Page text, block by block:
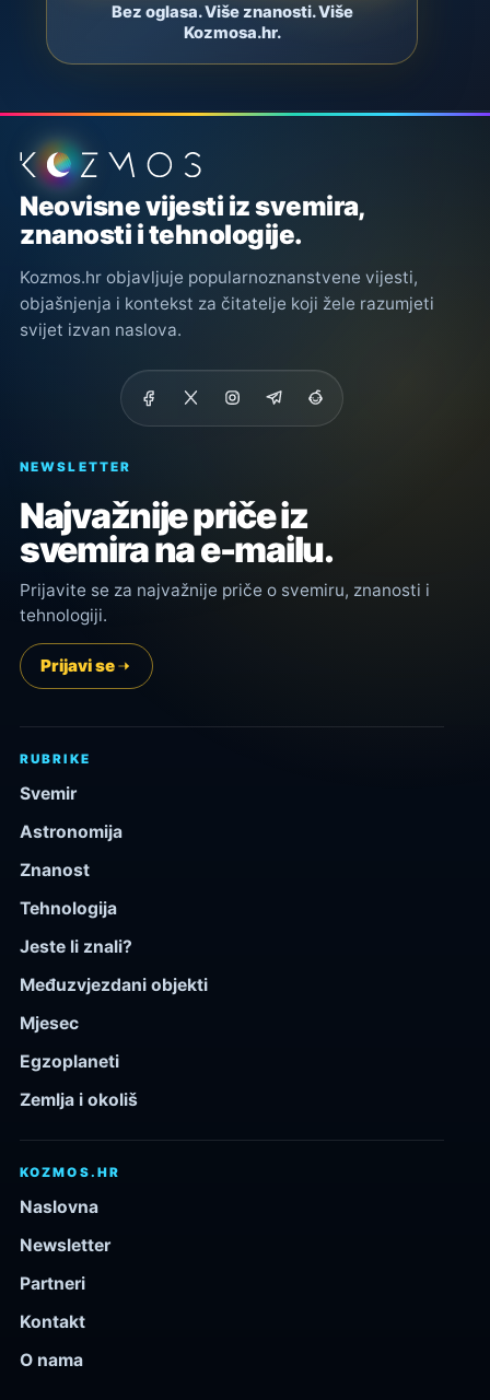
Bez oglasa. Više znanosti. Više
Kozmosa.hr.
Podnožje stranice
Neovisne vijesti iz svemira,
znanosti i tehnologije.
Kozmos.hr objavljuje popularnoznanstvene vijesti,
objašnjenja i kontekst za čitatelje koji žele razumjeti
svijet izvan naslova.
NEWSLETTER
Najvažnije priče iz
svemira na e-mailu.
Prijavite se za najvažnije priče o svemiru, znanosti i
tehnologiji.
Prijavi se
RUBRIKE
Svemir
Astronomija
Znanost
Tehnologija
Jeste li znali?
Međuzvjezdani objekti
Mjesec
Egzoplaneti
Zemlja i okoliš
KOZMOS.HR
Naslovna
Newsletter
Partneri
Kontakt
O nama